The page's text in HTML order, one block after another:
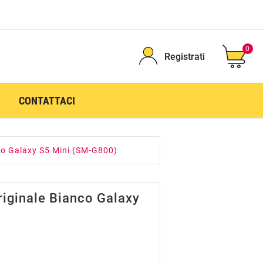
Registrati
0
CONTATTACI
Galaxy S5 Mini (SM-G800)
Bianco Galaxy